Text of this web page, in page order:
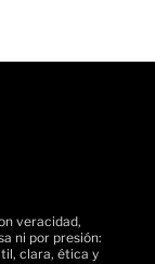
veracidad,
ni por presión:
clara, ética y